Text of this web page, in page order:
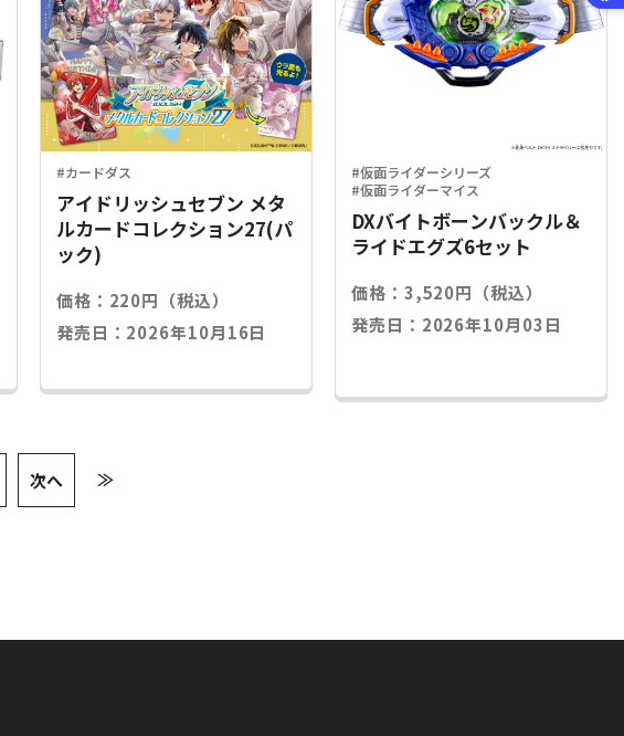
#カードダス
アイドリッシュセブン メタ
ルカードコレクション27(パ
ック)
価格：220円（税込）
発売日：2026年10月16日
#仮面ライダーシリーズ
#仮面ライダーマイス
DXバイトボーンバックル＆
ライドエグズ6セット
価格：3,520円（税込）
発売日：2026年10月03日
次へ ≫